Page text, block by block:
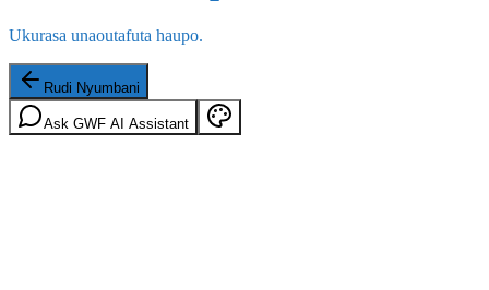
Ukurasa unaoutafuta haupo.
Rudi Nyumbani
Ask GWF AI Assistant